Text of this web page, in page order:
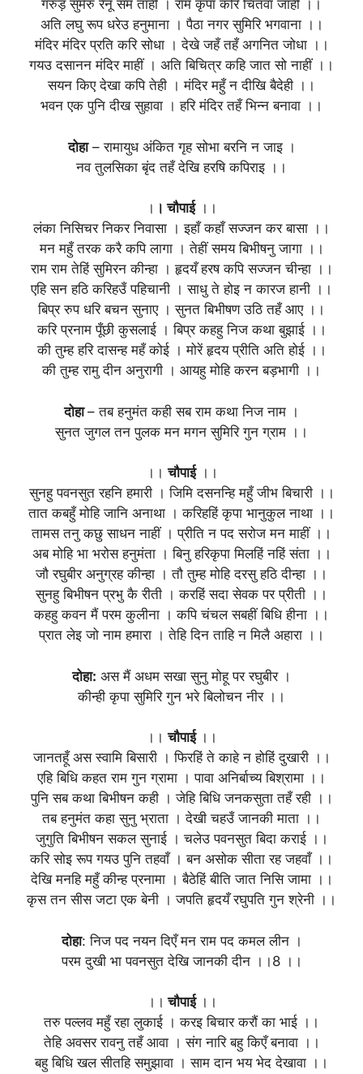
गरुड़ सुमेरु रेनू सम ताही । राम कृपा करि चितवा जाही ।।
अति लघु रूप धरेउ हनुमाना । पैठा नगर सुमिरि भगवाना ।।
मंदिर मंदिर प्रति करि सोधा । देखे जहँ तहँ अगनित जोधा ।।
गयउ दसानन मंदिर माहीं । अति बिचित्र कहि जात सो नाहीं ।।
सयन किए देखा कपि तेही । मंदिर महुँ न दीखि बैदेही ।।
भवन एक पुनि दीख सुहावा । हरि मंदिर तहँ भिन्न बनावा ।।
दोहा– रामायुध अंकित गृह सोभा बरनि न जाइ ।
नव तुलसिका बृंद तहँ देखि हरषि कपिराइ ।।
। । चौपाई।।
लंका निसिचर निकर निवासा । इहाँ कहाँ सज्जन कर बासा ।।
मन महुँ तरक करै कपि लागा । तेहीं समय बिभीषनु जागा ।।
राम राम तेहिं सुमिरन कीन्हा । हृदयँ हरष कपि सज्जन चीन्हा ।।
एहि सन हठि करिहउँ पहिचानी । साधु ते होइ न कारज हानी ।।
बिप्र रुप धरि बचन सुनाए । सुनत बिभीषण उठि तहँ आए ।।
करि प्रनाम पूँछी कुसलाई । बिप्र कहहु निज कथा बुझाई ।।
की तुम्ह हरि दासन्ह महँ कोई । मोरें हृदय प्रीति अति होई ।।
की तुम्ह रामु दीन अनुरागी । आयहु मोहि करन बड़भागी ।।
दोहा– तब हनुमंत कही सब राम कथा निज नाम ।
सुनत जुगल तन पुलक मन मगन सुमिरि गुन ग्राम ।।
।।चौपाई।।
सुनहु पवनसुत रहनि हमारी । जिमि दसनन्हि महुँ जीभ बिचारी ।।
तात कबहुँ मोहि जानि अनाथा । करिहहिं कृपा भानुकुल नाथा ।।
तामस तनु कछु साधन नाहीं । प्रीति न पद सरोज मन माहीं ।।
अब मोहि भा भरोस हनुमंता । बिनु हरिकृपा मिलहिं नहिं संता ।।
जौ रघुबीर अनुग्रह कीन्हा । तौ तुम्ह मोहि दरसु हठि दीन्हा ।।
सुनहु बिभीषन प्रभु कै रीती । करहिं सदा सेवक पर प्रीती ।।
कहहु कवन मैं परम कुलीना । कपि चंचल सबहीं बिधि हीना ।।
प्रात लेइ जो नाम हमारा । तेहि दिन ताहि न मिलै अहारा ।।
दोहा: अस मैं अधम सखा सुनु मोहू पर रघुबीर ।
कीन्ही कृपा सुमिरि गुन भरे बिलोचन नीर ।।
।।चौपाई ।।
जानतहूँ अस स्वामि बिसारी । फिरहिं ते काहे न होहिं दुखारी ।।
एहि बिधि कहत राम गुन ग्रामा । पावा अनिर्बाच्य बिश्रामा ।।
पुनि सब कथा बिभीषन कही । जेहि बिधि जनकसुता तहँ रही ।।
तब हनुमंत कहा सुनु भ्राता । देखी चहउँ जानकी माता ।।
जुगुति बिभीषन सकल सुनाई । चलेउ पवनसुत बिदा कराई ।।
करि सोइ रूप गयउ पुनि तहवाँ । बन असोक सीता रह जहवाँ ।।
देखि मनहि महुँ कीन्ह प्रनामा । बैठेहिं बीति जात निसि जामा ।।
कृस तन सीस जटा एक बेनी । जपति हृदयँ रघुपति गुन श्रेनी ।।
दोहा: निज पद नयन दिएँ मन राम पद कमल लीन ।
परम दुखी भा पवनसुत देखि जानकी दीन ।।8 ।।
।। चौपाई ।।
तरु पल्लव महुँ रहा लुकाई । करइ बिचार करौं का भाई ।।
तेहि अवसर रावनु तहँ आवा । संग नारि बहु किएँ बनावा ।।
बहु बिधि खल सीतहि समुझावा । साम दान भय भेद देखावा ।।